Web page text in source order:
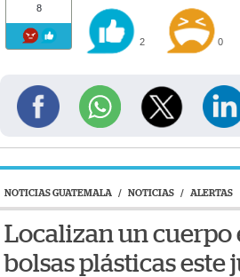
8
2 0
NOTICIAS GUATEMALA / NOTICIAS / ALERTAS
Localizan un cuerpo
bolsas plásticas este